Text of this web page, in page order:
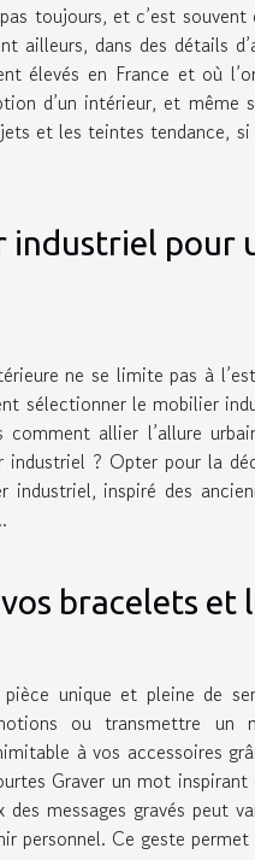
toujours, et c’est
dans des détails
élevés en France et où
d’un intérieur, et même
et les teintes tendance, si
industriel pour
ne se limite pas à
sélectionner le mobilier
comment allier l’allure
? Opter pour la
inspiré des
bracelets et
unique et pleine de
ou transmettre un
à vos accessoires
Graver un mot inspirant
messages gravés peut
personnel. Ce geste